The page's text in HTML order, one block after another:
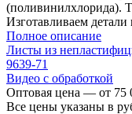
(поливинилхлорида).
Изготавливаем
Полное описание
Листы из
9639-71
Видео с обработкой
Оптовая цена — от 75
Все цены указаны в